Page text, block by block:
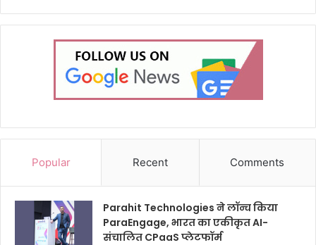
Popular Recent Comments
Parahit Technologies ने लॉन्च किया
ParaEngage, भारत का एकीकृत AI-
संचालित CPaaS प्लेटफॉर्म